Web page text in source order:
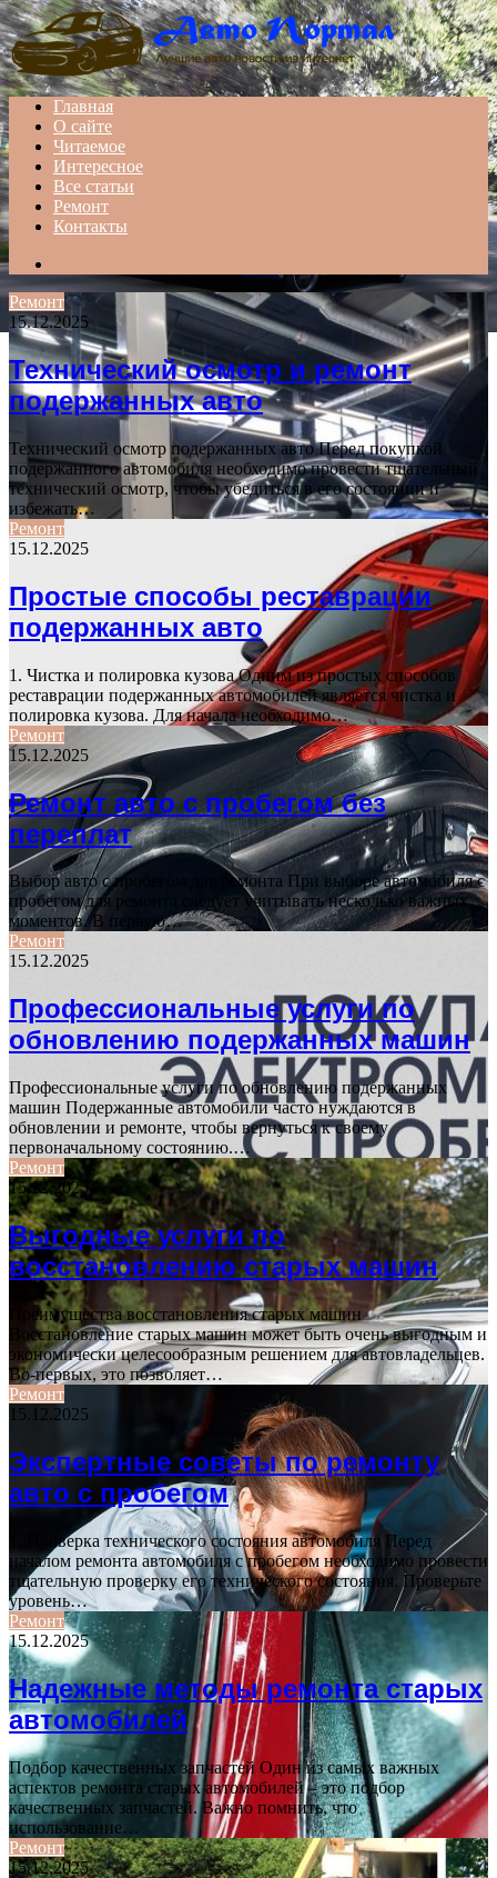
Menu
Главная
О сайте
Читаемое
Интересное
Все статьи
Ремонт
Контакты
for
Ремонт
15.12.2025
Технический осмотр и ремонт
подержанных авто
Технический осмотр подержанных авто Перед покупкой
подержанного автомобиля необходимо провести тщательный
технический осмотр, чтобы убедиться в его состоянии и
избежать…
Ремонт
15.12.2025
Простые способы реставрации
подержанных авто
1. Чистка и полировка кузова Одним из простых способов
реставрации подержанных автомобилей является чистка и
полировка кузова. Для начала необходимо…
Ремонт
15.12.2025
Ремонт авто с пробегом без
переплат
Выбор авто с пробегом для ремонта При выборе автомобиля с
пробегом для ремонта следует учитывать несколько важных
моментов. В первую…
Ремонт
15.12.2025
Профессиональные услуги по
обновлению подержанных машин
Профессиональные услуги по обновлению подержанных
машин Подержанные автомобили часто нуждаются в
обновлении и ремонте, чтобы вернуться к своему
первоначальному состоянию.…
Ремонт
15.12.2025
Выгодные услуги по
восстановлению старых машин
Преимущества восстановления старых машин
Восстановление старых машин может быть очень выгодным и
экономически целесообразным решением для автовладельцев.
Во-первых, это позволяет…
Ремонт
15.12.2025
Экспертные советы по ремонту
авто с пробегом
1. Проверка технического состояния автомобиля Перед
началом ремонта автомобиля с пробегом необходимо провести
тщательную проверку его технического состояния. Проверьте
уровень…
Ремонт
15.12.2025
Надежные методы ремонта старых
автомобилей
Подбор качественных запчастей Один из самых важных
аспектов ремонта старых автомобилей – это подбор
качественных запчастей. Важно помнить, что
использование…
Ремонт
15.12.2025